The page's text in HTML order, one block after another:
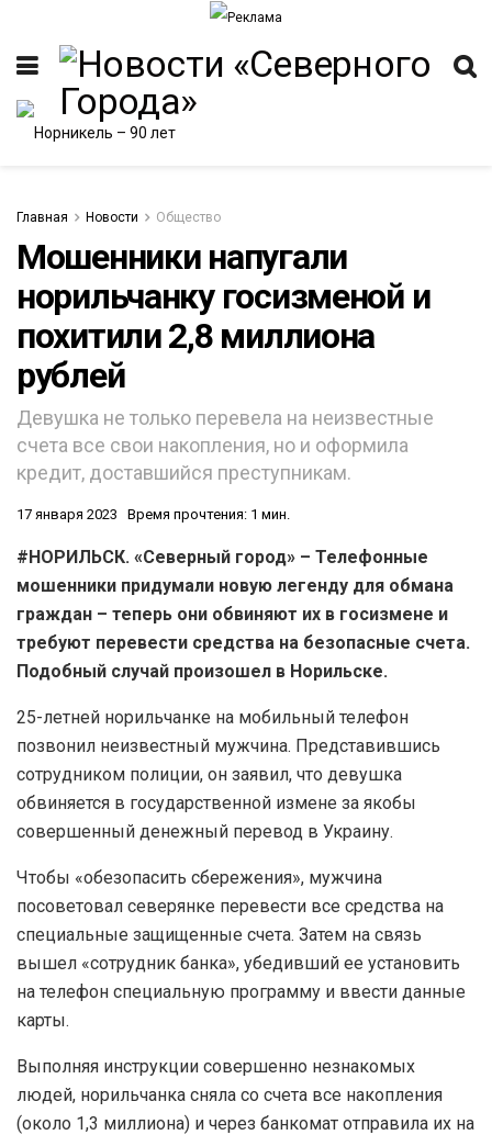
Главная Новости Общество
Мошенники напугали
норильчанку госизменой и
похитили 2,8 миллиона
рублей
Девушка не только перевела на неизвестные
счета все свои накопления, но и оформила
кредит, доставшийся преступникам.
17 января 2023 Время прочтения: 1 мин.
#НОРИЛЬСК. «Северный город» – Телефонные
мошенники придумали новую легенду для обмана
граждан – теперь они обвиняют их в госизмене и
требуют перевести средства на безопасные счета.
Подобный случай произошел в Норильске.
25-летней норильчанке на мобильный телефон
позвонил неизвестный мужчина. Представившись
сотрудником полиции, он заявил, что девушка
обвиняется в государственной измене за якобы
совершенный денежный перевод в Украину.
Чтобы «обезопасить сбережения», мужчина
посоветовал северянке перевести все средства на
специальные защищенные счета. Затем на связь
вышел «сотрудник банка», убедивший ее установить
на телефон специальную программу и ввести данные
карты.
Выполняя инструкции совершенно незнакомых
людей, норильчанка сняла со счета все накопления
(около 1,3 миллиона) и через банкомат отправила их на